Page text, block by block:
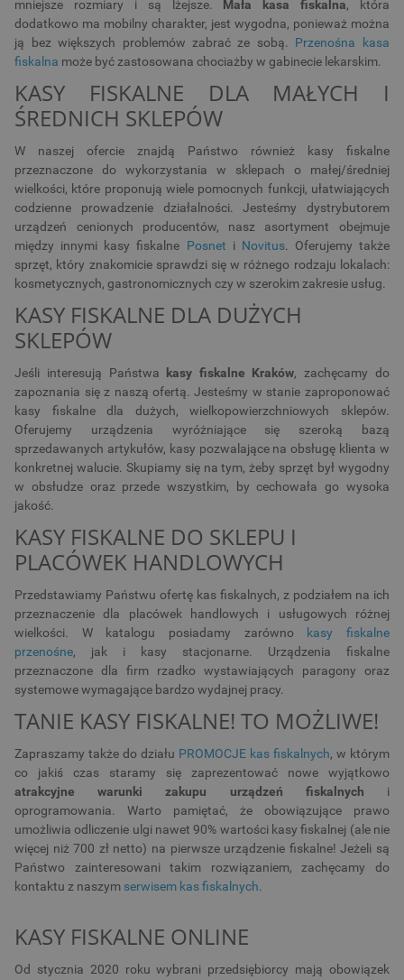
mniejsze rozmiary i są lżejsze. Mała kasa fiskalna, która
dodatkowo ma mobilny charakter, jest wygodna, ponieważ można
ją bez większych problemów zabrać ze sobą. Przenośna kasa
fiskalna może być zastosowana chociażby w gabinecie lekarskim.
KASY FISKALNE DLA MAŁYCH I
ŚREDNICH SKLEPÓW
W naszej ofercie znajdą Państwo również kasy fiskalne
przeznaczone do wykorzystania w sklepach o małej/średniej
wielkości, które proponują wiele pomocnych funkcji, ułatwiających
codzienne prowadzenie działalności. Jesteśmy dystrybutorem
urządzeń cenionych producentów, nasz asortyment obejmuje
między innymi kasy fiskalne Posnet i Novitus. Oferujemy także
sprzęt, który znakomicie sprawdzi się w różnego rodzaju lokalach:
kosmetycznych, gastronomicznych czy w szerokim zakresie usług.
KASY FISKALNE DLA DUŻYCH
SKLEPÓW
Jeśli interesują Państwa kasy fiskalne Kraków, zachęcamy do
zapoznania się z naszą ofertą. Jesteśmy w stanie zaproponować
kasy fiskalne dla dużych, wielkopowierzchniowych sklepów.
Oferujemy urządzenia wyróżniające się szeroką bazą
sprzedawanych artykułów, kasy pozwalające na obsługę klienta w
konkretnej walucie. Skupiamy się na tym, żeby sprzęt był wygodny
w obsłudze oraz przede wszystkim, by cechowała go wysoka
jakość.
KASY FISKALNE DO SKLEPU I
PLACÓWEK HANDLOWYCH
Przedstawiamy Państwu ofertę kas fiskalnych, z podziałem na ich
przeznaczenie dla placówek handlowych i usługowych różnej
wielkości. W katalogu posiadamy zarówno
kasy fiskalne
przenośne, jak i kasy stacjonarne. Urządzenia fiskalne
przeznaczone dla firm rzadko wystawiających paragony oraz
systemowe wymagające bardzo wydajnej pracy.
TANIE KASY FISKALNE! TO MOŻLIWE!
Zapraszamy także do działu PROMOCJE kas fiskalnych, w którym
co jakiś czas staramy się zaprezentować nowe wyjątkowo
atrakcyjne warunki zakupu urządzeń fiskalnych i
oprogramowania. Warto pamiętać, że obowiązujące prawo
umożliwia odliczenie ulgi nawet 90% wartości kasy fiskalnej (ale nie
więcej niż 700 zł netto) na pierwsze urządzenie fiskalne! Jeżeli są
Państwo zainteresowani takim rozwiązaniem, zachęcamy do
kontaktu z naszym serwisem kas fiskalnych.
KASY FISKALNE ONLINE
Od stycznia 2020 roku wybrani przedsiębiorcy mają obowiązek